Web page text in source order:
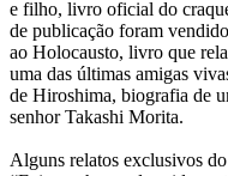
e filho, livro oficial do
de publicação foram
ao Holocausto, livro que
uma das últimas amigas
de Hiroshima, biografia de
senhor Takashi Morita.
Alguns relatos exclusivos